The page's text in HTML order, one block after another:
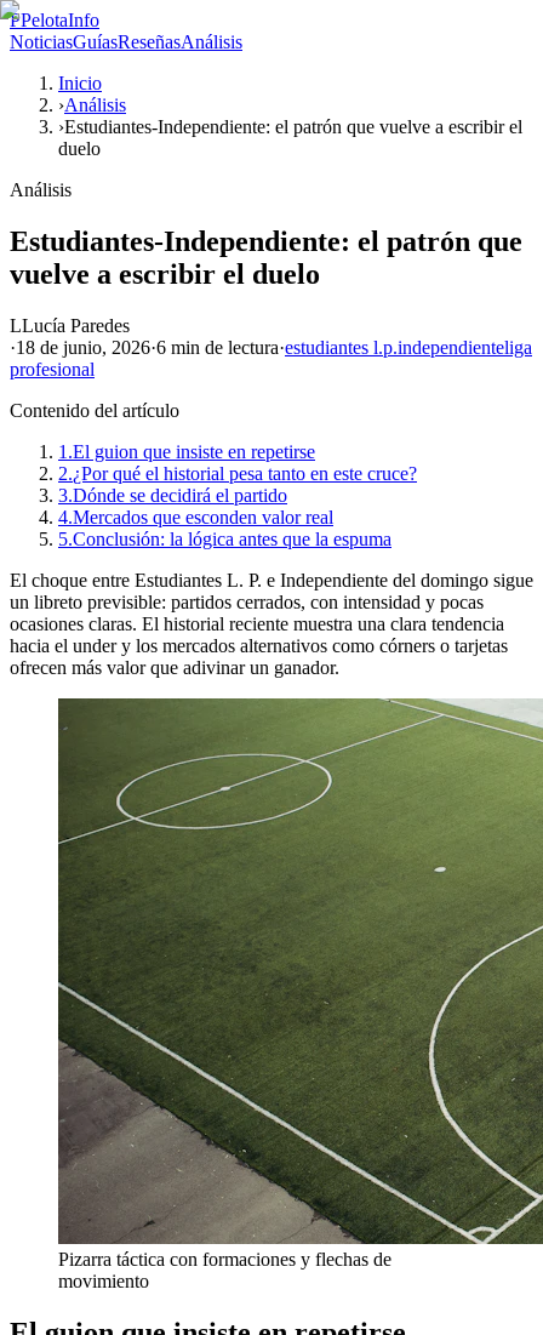
PPelotaInfo
NoticiasGuíasReseñasAnálisis
Inicio
›Análisis
›Estudiantes-Independiente: el patrón que vuelve a escribir el
duelo
Análisis
Estudiantes-Independiente: el patrón que
vuelve a escribir el duelo
LLucía Paredes
·18 de junio, 2026·6 min de lectura·estudiantes l.p.independienteliga
profesional
Contenido del artículo
1.El guion que insiste en repetirse
2.¿Por qué el historial pesa tanto en este cruce?
3.Dónde se decidirá el partido
4.Mercados que esconden valor real
5.Conclusión: la lógica antes que la espuma
El choque entre Estudiantes L. P. e Independiente del domingo sigue
un libreto previsible: partidos cerrados, con intensidad y pocas
ocasiones claras. El historial reciente muestra una clara tendencia
hacia el under y los mercados alternativos como córners o tarjetas
ofrecen más valor que adivinar un ganador.
Pizarra táctica con formaciones y flechas de
movimiento